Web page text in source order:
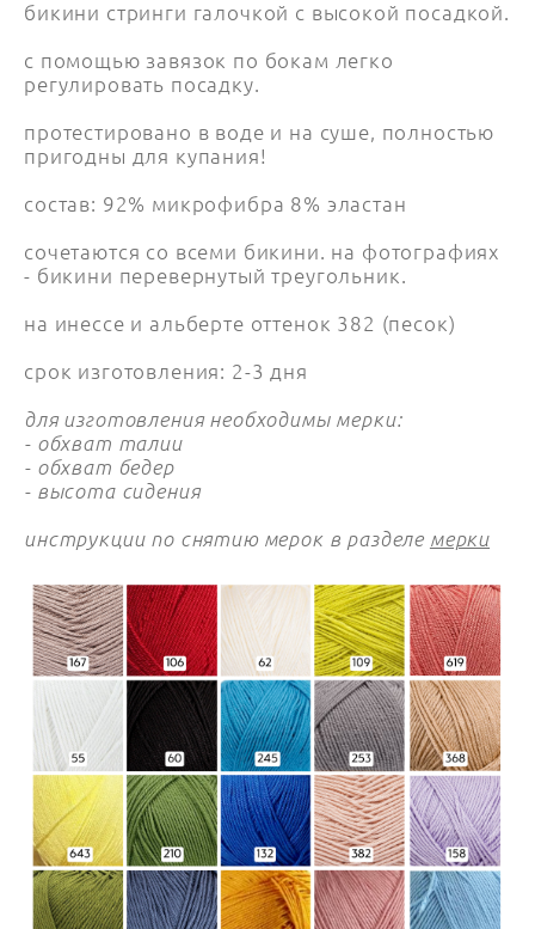
бикини стринги галочкой с высокой посадкой.
с помощью завязок по бокам легко
регулировать посадку.
протестировано в воде и на суше, полностью
пригодны для купания!
состав: 92% микрофибра 8% эластан
сочетаются со всеми бикини. на фотографиях
- бикини перевернутый треугольник.
на инессе и альберте оттенок 382 (песок)
срок изготовления: 2-3 дня
для изготовления необходимы мерки:
- обхват талии
- обхват бедер
- высота сидения
инструкции по снятию мерок в разделе мерки